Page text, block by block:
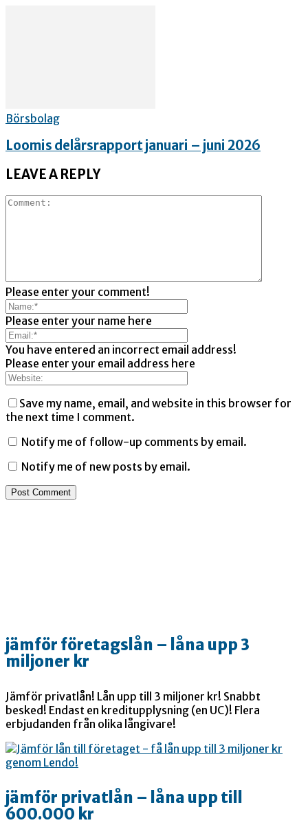
Börsbolag
Loomis delårsrapport januari – juni 2026
LEAVE A REPLY
Please enter your comment!
Please enter your name here
You have entered an incorrect email address!
Please enter your email address here
Save my name, email, and website in this browser for
the next time I comment.
Notify me of follow-up comments by email.
Notify me of new posts by email.
jämför företagslån – låna upp 3
miljoner kr
Jämför privatlån! Lån upp till 3 miljoner kr! Snabbt
besked! Endast en kreditupplysning (en UC)! Flera
erbjudanden från olika långivare!
jämför privatlån – låna upp till
600.000 kr